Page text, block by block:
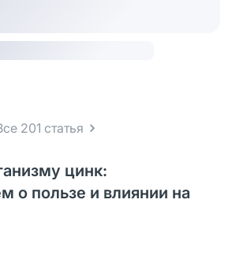
201 статья
цинк:
о пользе и влиянии на